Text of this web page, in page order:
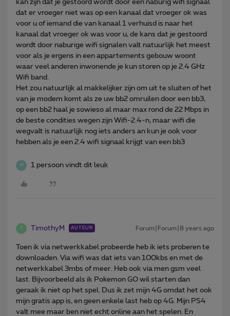
kan zijn dat je gestoord wordt door een naburig wifi signaal
dat er vroeger niet was op een kanaal dat vroeger ok was
voor u of iemand die van kanaal 1 verhuisd is naar het
kanaal dat vroeger ok was voor u, de kans dat je gestoord
wordt door naburige wifi signalen valt natuurlijk het meest
voor als je ergens in een appartements gebouw woont
waar veel anderen inwonende je kun storen op je 2.4 GHz
Wifi band.
Het zou natuurlijk al makkelijker zijn om uit te sluiten of het
van je modem komt als ze uw bb2 omruilen door een bb3,
op een bb2 haal je sowieso al maar max rond de 22 Mbps in
de beste condities wegen zijn Wifi-2.4-n, maar wifi die
wegvalt is natuurlijk nog iets anders an kun je ook voor
hebben als je een 2.4 wifi signaal krijgt van een bb3
W 1 persoon vindt dit leuk
TimothyM AUTEUR Forum|Forum|8 years ago
Toen ik via netwerkkabel probeerde heb ik iets proberen te
downloaden. Via wifi was dat iets van 100kbs en met de
netwerkkabel 3mbs of meer. Heb ook via men gsm veel
last. Bijvoorbeeld als ik Pokemon GO wil starten dan
geraak ik niet op het spel. Dus ik zet mijn 4G omdat het ook
mijn gratis app is, en geen enkele last heb op 4G. Mijn PS4
valt mee maar ben niet echt online aan het spelen. En